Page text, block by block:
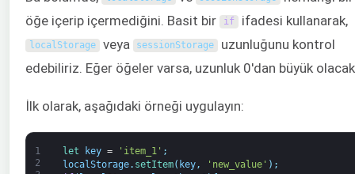
öğe içerip içermediğini. Basit bir
if ifadesi kullanarak,
localStorage veya sessionStorage
uzunluğunu kontrol
edebiliriz. Eğer öğeler varsa, uzunluk 0'dan büyük
İlk olarak, aşağıdaki örneği uygulayın:
1
2
let key = 'item_1' ;
localStorage. setItem( key, 'new_value' ) ;